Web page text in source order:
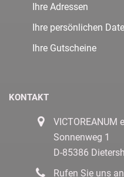
Ihre Adressen
Ihre persönlichen
Ihre Gutscheine
KONTAKT
VICTOREANUM
Sonnenweg 1
D-85386
Rufen Sie uns